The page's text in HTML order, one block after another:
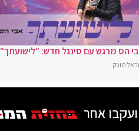
הס מרגש עם סינגל חדש: "לישועתך"
מונק
אחר